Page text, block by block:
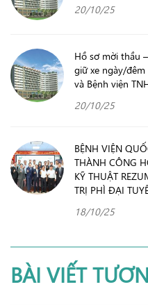
20/10/25
Hồ sơ mời thầu
giữ xe ngày/
và Bệnh viện
20/10/25
BỆNH VIỆN
THÀNH CÔNG
KỸ THUẬT
TRỊ PHÌ ĐẠI
18/10/25
BÀI VIẾT